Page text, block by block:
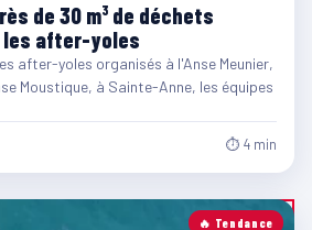
de 30 m³ de déchets
les after-yoles
after-yoles organisés à l'Anse Meunier,
Moustique, à Sainte-Anne, les équipes
⏱ 4 min
🔥 Tendance